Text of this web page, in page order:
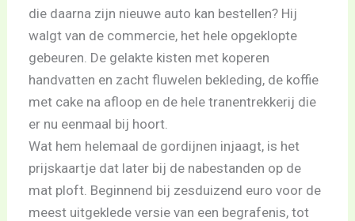
die daarna zijn nieuwe auto kan bestellen? Hij
walgt van de commercie, het hele opgeklopte
gebeuren. De gelakte kisten met koperen
handvatten en zacht fluwelen bekleding, de koffie
met cake na afloop en de hele tranentrekkerij die
er nu eenmaal bij hoort.
Wat hem helemaal de gordijnen injaagt, is het
prijskaartje dat later bij de nabestanden op de
mat ploft. Beginnend bij zesduizend euro voor de
meest uitgeklede versie van een begrafenis, tot